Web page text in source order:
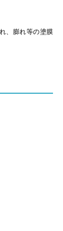
、膨れ等の塗膜